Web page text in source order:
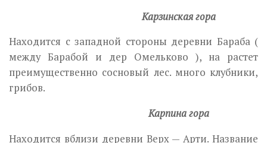
Карзинская гора
Находится с западной стороны деревни Бараба (
между Барабой и дер Омельково ), на растет
преимущественно сосновый лес. много клубники,
грибов.
Карпина гора
Находится вблизи деревни Верх — Арти. Название